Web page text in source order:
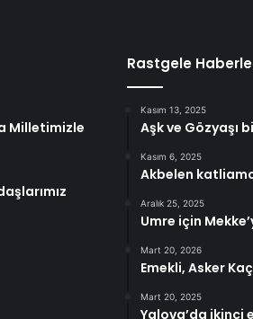
Milletimizle
Rastgele
Kasım 13, 2025
Aşk ve Gözyaşı
Kasım 6, 2025
Akbelen
Aralık 25, 2025
Umre için
Mart 20, 2026
Emekli, Asker
Mart 20, 2025
Yalova’da ikinci